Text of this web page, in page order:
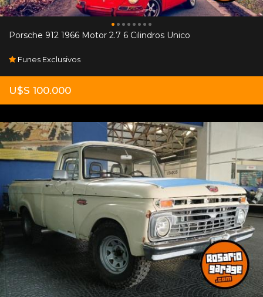
Porsche 912 1966 Motor 2.7 6 Cilindros Unico
Funes Exclusivos
U$S 100.000